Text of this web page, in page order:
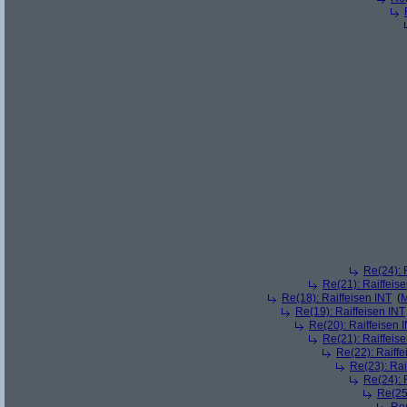
Re(24):
Re(21):
Re(18): Raiffeisen INT (
Re(19): Raiffeisen INT
Re(20): Raiffeisen
Re(21):
Re(22):
Re(23):
Re(24):